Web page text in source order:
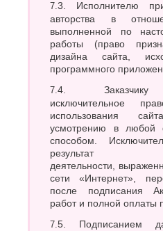
7.3. Исполнителю принадлежит право
авторства в
выполненной по
работы (право
дизайна сайта,
программного
7.4. Заказчику принадлежит
исключительное
использования
усмотрению в
способом.
результат
деятельности,
сети «Интернет»,
после подписания
работ и полной оплаты
7.5. Подписанием данного договора